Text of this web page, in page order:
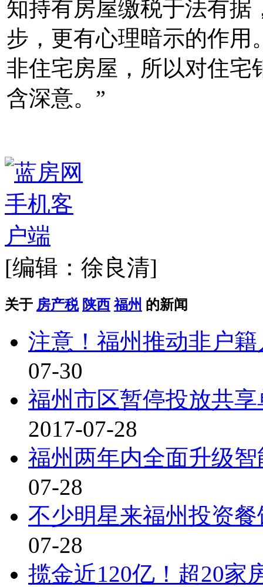
知持有房屋缴税于法有据
步，更有心理暗示的作用
非住宅房屋，所以对住宅
含深意。”
[编辑：徐良清]
关于 房产税 陕西 福州 的新闻
注意！福州推动非户
07-30
福州市区暂停投放共
2017-07-28
福州两年内全面升级
07-28
不少明星来福州投资
07-28
揽金近120亿！超20家